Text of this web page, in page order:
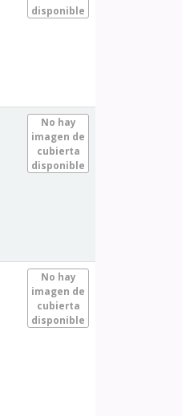
disponible
No hay
imagen de
cubierta
disponible
No hay
imagen de
cubierta
disponible